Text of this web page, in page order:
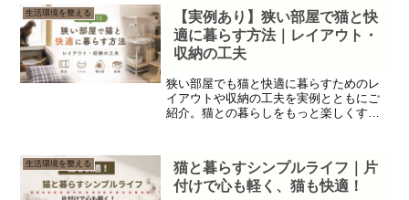
生活環境を整える
【実例あり】狭い部屋で猫と快
適に暮らす方法｜レイアウト・
収納の工夫
狭い部屋でも猫と快適に暮らすためのレ
イアウトや収納の工夫を実例とともにご
紹介。猫との暮らしをもっと楽しくする
生活環境を整える
猫と暮らすシンプルライフ｜片
付けで心も軽く、猫も快適！